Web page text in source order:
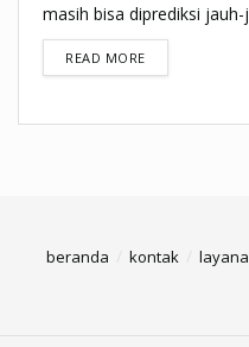
masih bisa diprediksi
READ MOREDETAILS
beranda kontak